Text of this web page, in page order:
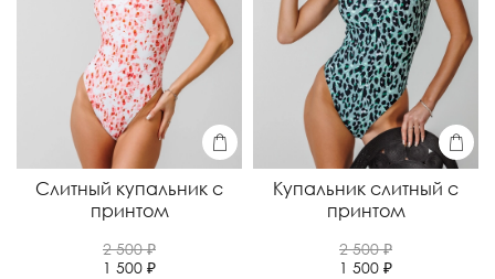
Слитный купальник с
принтом
2 500 ₽
1 500 ₽
Купальник слитный с
принтом
2 500 ₽
1 500 ₽